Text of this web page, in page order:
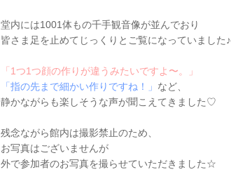
堂内には1001体もの千手観音像が並んでおり
皆さま足を止めてじっくりとご覧になっていました♪
「1つ1つ顔の作りが違うみたいですよ〜。」
「指の先まで細かい作りですね！」 など、
静かながらも楽しそうな声が聞こえてきました♡
残念ながら館内は撮影禁止のため、
お写真はございませんが
外で参加者のお写真を撮らせていただきました☆